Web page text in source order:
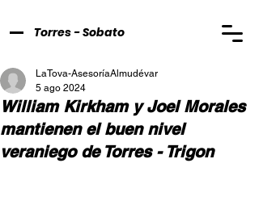
Torres - Sobato
William Kirkham y Joel Morales
mantienen el buen nivel
veraniego de Torres - Trigon
LaTova-AsesoríaAlmudévar
5 ago 2024